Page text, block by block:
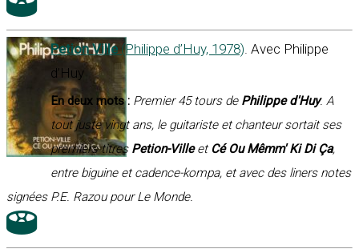
Petion Ville(Philippe d’Huy, 1978). Avec Philippe
d’Huy
En deux mots : Premier 45 tours de Philippe d'Huy. A
tout juste vingt ans, le guitariste et chanteur sortait ses
premiers titres Petion-VilleetCé Ou Mêmm' Ki Di Ça,
entre biguine et cadence-kompa, et avec des liners notes
signées P.E. Razou pour Le Monde.